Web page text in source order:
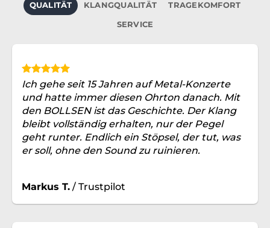
QUALITÄT KLANGQUALITÄT TRAGEKOMFORT
SERVICE
Ich gehe seit 15 Jahren auf Metal-Konzerte
und hatte immer diesen Ohrton danach. Mit
den BOLLSEN ist das Geschichte. Der Klang
bleibt vollständig erhalten, nur der Pegel
geht runter. Endlich ein Stöpsel, der tut, was
er soll, ohne den Sound zu ruinieren.
Markus T. / Trustpilot